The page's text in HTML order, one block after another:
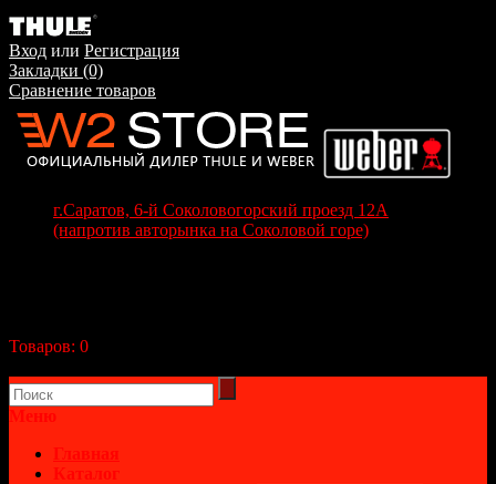
Вход или Регистрация
Закладки (0)
Сравнение товаров
г.Саратов, 6-й Соколовогорский проезд 12А
(напротив авторынка на Соколовой горе)
Товаров: 0
Меню
Главная
Каталог